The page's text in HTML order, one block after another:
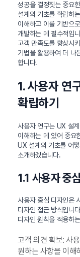
성공을 결정짓는 중요
설계의 기초를 확립하
이해하고 이를 기반으
개발하는 데 필수적입
고객 만족도를 향상시
기법을 활용하여 더 나
합니다.
1. 사용자 연
확립하기
사용자 연구는 UX 설
이해하는 데 있어 중요
UX 설계의 기초를 어
소개하겠습니다.
1.1 사용자 중
사용자 중심 디자인은
디자인 접근 방식입니
디자인 원칙을 적용하
고객 의견 확보: 사
원하는 사항을 이해